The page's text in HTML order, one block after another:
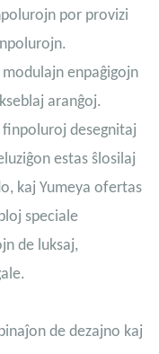
por provizi
modulajn enpaĝigojn
aranĝoj.
desegnitaj
estas ŝlosilaj
kaj Yumeya ofertas
speciale
de luksaj,
de dezajno kaj